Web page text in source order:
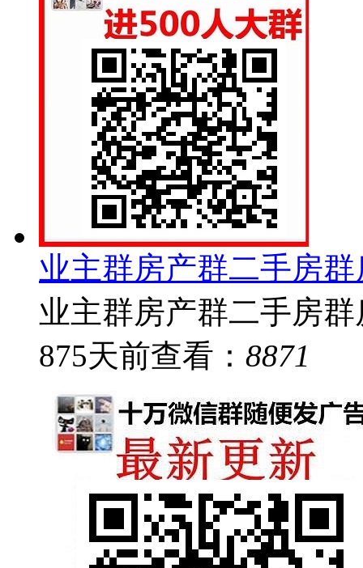
业主群房产群二手房
业主群房产群二手房
875天前查看： 8871